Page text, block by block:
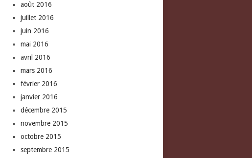
août 2016
juillet 2016
juin 2016
mai 2016
avril 2016
mars 2016
février 2016
janvier 2016
décembre 2015
novembre 2015
octobre 2015
septembre 2015